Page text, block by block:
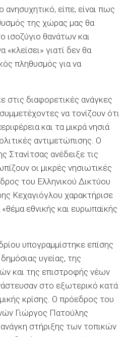
ανησυχητικό, είπε, είναι πως
της χώρας μας θα
ισοζύγιο θανάτων και
γιατί δεν θα
πληθυσμός για να
στις διαφορετικές ανάγκες
να τονίζουν ότι
και τα μικρά νησιά
αντιμετώπισης. Ο
Στανίτσας ανέδειξε τις
οι μικρές νησιωτικές
του Ελληνικού Δικτύου
Κεχαγιόγλου χαρακτήρισε
εθνικής και ευρωπαϊκής
υπογραμμίστηκε επίσης
υγείας, της
και της επιστροφής νέων
στο εξωτερικό κατά
κρίσης. Ο πρόεδρος του
Γιώργος Πατούλης
ανάγκη στήριξης των τοπικών